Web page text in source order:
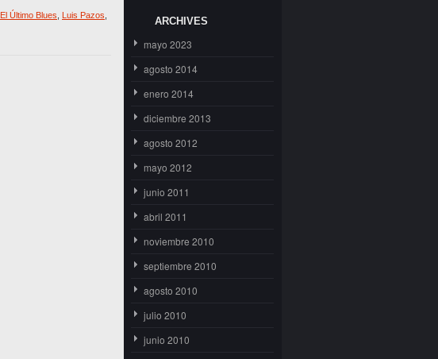
El Último Blues Luis Pazos
ARCHIVES
mayo 2023
agosto 2014
enero 2014
diciembre 2013
agosto 2012
mayo 2012
junio 2011
abril 2011
noviembre 2010
septiembre 2010
agosto 2010
julio 2010
junio 2010